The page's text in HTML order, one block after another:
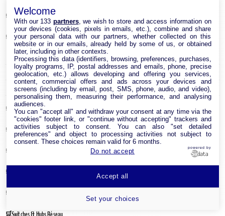
Antenne & Amplificateur Réseau Internet
Cable Réseau
Adaptateur Ethernet USB
Câble RJ45
Clé USB Wi-Fi
Carte réseau
Module CPL
Welcome
With our 133 partners, we wish to store and access information on
your devices (cookies, pixels in emails, etc.), combine and share
your personal data with our partners, whether collected on this
website or in our emails, already held by some of us, or obtained
later, including in other contexts.
Processing this data (identifiers, browsing, preferences, purchases,
loyalty programs, IP, postal addresses and emails, phone, precise
geolocation, etc.) allows developing and offering you services,
content, commercial offers and ads across your devices and
screens (including by email, post, SMS, phone, audio, and video),
personalising them, measuring their performance, and analysing
audiences.
You can "accept all" and withdraw your consent at any time via the
"cookies" footer link, or "continue without accepting" trackers and
activities subject to consent. You can also "set detailed
preferences" and object to processing activities not subject to
consent. These choices remain valid for 6 months.
Do not accept
powered by
Set your choices
Accept all